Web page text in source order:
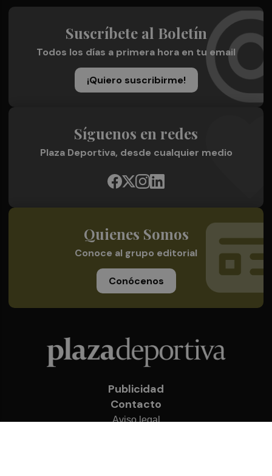
Suscríbete al Boletín
Todos los días a primera hora en tu email
¡Quiero suscribirme!
Síguenos en redes
Plaza Deportiva, desde cualquier medio
Quienes Somos
Conoce al grupo editorial
Conócenos
Publicidad
Contacto
Aviso legal